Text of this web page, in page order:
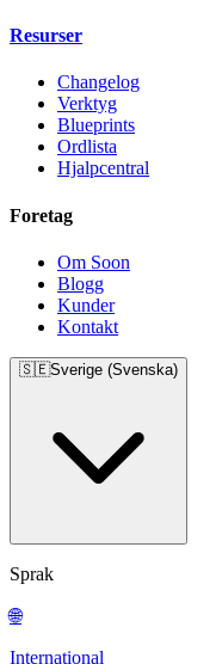
Resurser
Changelog
Verktyg
Blueprints
Ordlista
Hjalpcentral
Foretag
Om Soon
Blogg
Kunder
Kontakt
🇸🇪Sverige (Svenska)
Sprak
🌐
International